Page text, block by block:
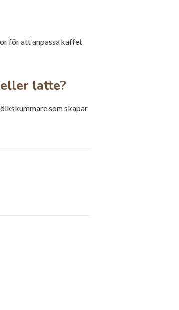
för att anpassa kaffet
latte?
som skapar